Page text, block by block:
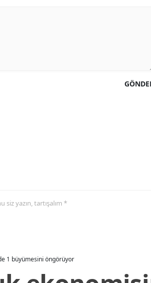
yazın, tartışalım *
1 büyümesini öngörüyor